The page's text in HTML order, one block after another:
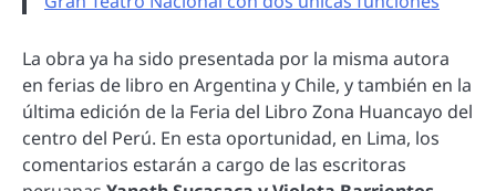
La obra ya ha sido presentada por la misma autora
en ferias de libro en Argentina y Chile, y también en la
última edición de la Feria del Libro Zona Huancayo del
centro del Perú. En esta oportunidad, en Lima, los
comentarios estarán a cargo de las escritoras